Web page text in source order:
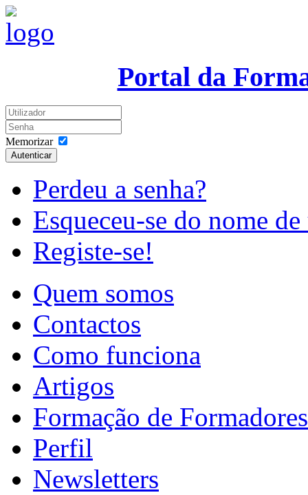
Portal da
Memorizar
Autenticar
Perdeu a senha?
Esqueceu-se do nome
Registe-se!
Quem somos
Contactos
Como funciona
Artigos
Formação de Formadores
Perfil
Newsletters